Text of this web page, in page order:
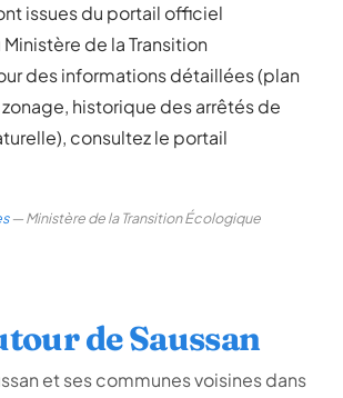
issues du portail officiel
Ministère de la Transition
des informations détaillées (plan
historique des arrêtés de
consultez le portail
— Ministère de la Transition Écologique
de Saussan
et ses communes voisines dans